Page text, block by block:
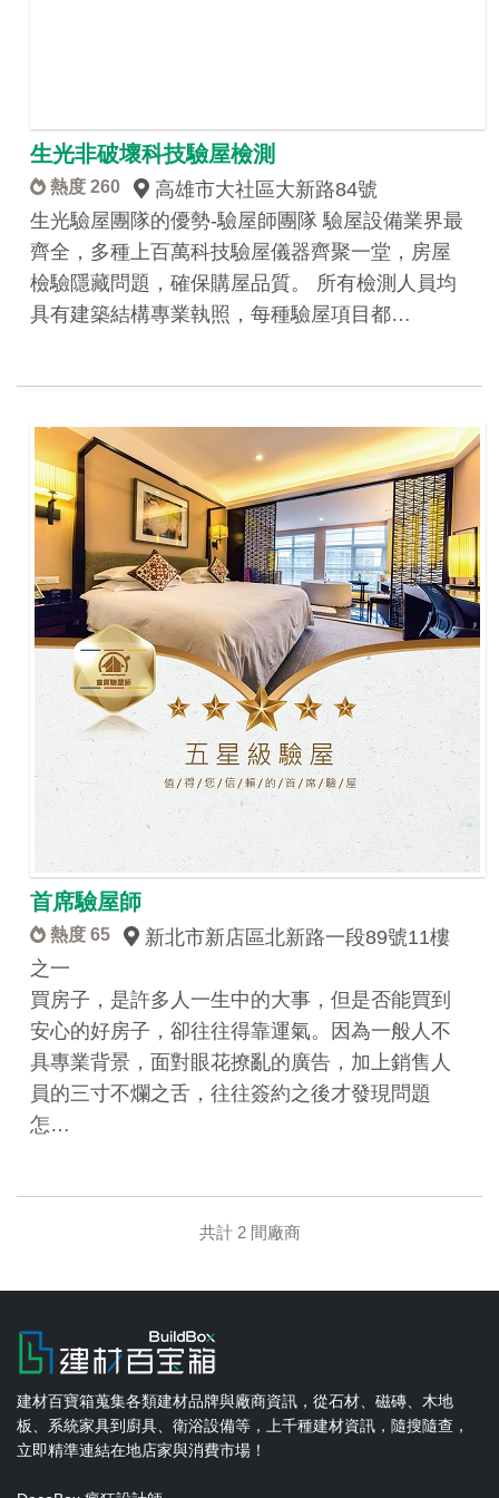
生光非破壞科技驗屋檢測
熱度 260
高雄市大社區大新路84號
生光驗屋團隊的優勢-驗屋師團隊 驗屋設備業界最
齊全，多種上百萬科技驗屋儀器齊聚一堂，房屋
檢驗隱藏問題，確保購屋品質。 所有檢測人員均
具有建築結構專業執照，每種驗屋項目都…
首席驗屋師
熱度 65
新北市新店區北新路一段89號11樓
之一
買房子，是許多人一生中的大事，但是否能買到
安心的好房子，卻往往得靠運氣。因為一般人不
具專業背景，面對眼花撩亂的廣告，加上銷售人
員的三寸不爛之舌，往往簽約之後才發現問題
怎…
共計 2 間廠商
建材百寶箱蒐集各類建材品牌與廠商資訊，從石材、磁磚、木地
板、系統家具到廚具、衛浴設備等，上千種建材資訊，隨搜隨查，
立即精準連結在地店家與消費市場！